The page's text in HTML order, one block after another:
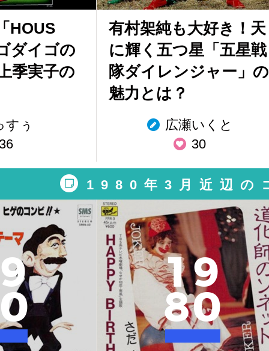
HOUS
ダイゴの
季実子の
すぅ
有村架純も大好き！天
に輝く五つ星「五星戦
隊ダイレンジャー」の
魅力とは？
広瀬いくと
30
1980年3月近辺の
9
1 9
80